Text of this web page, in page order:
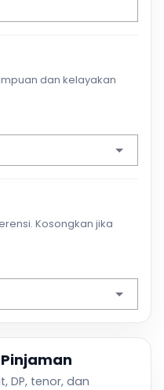
dan kelayakan
Kosongkan jika
DP, tenor, dan